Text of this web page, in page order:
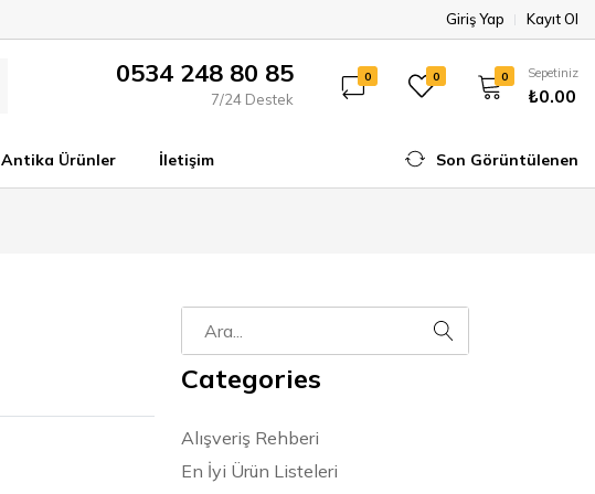
Giriş Yap Kayıt Ol
0534 248 80 85
7/24 Destek
0 0 0 Sepetiniz
₺0.00
Antika Ürünler İletişim Son Görüntülenen
Categories
Alışveriş Rehberi
En İyi Ürün Listeleri